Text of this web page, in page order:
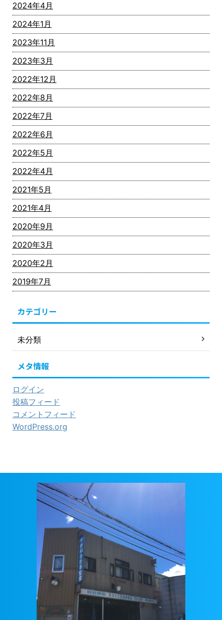
2024年4月
2024年1月
2023年11月
2023年3月
2022年12月
2022年8月
2022年7月
2022年6月
2022年5月
2022年4月
2021年5月
2021年4月
2020年9月
2020年3月
2020年2月
2019年7月
カテゴリー
未分類
メタ情報
ログイン
投稿フィード
コメントフィード
WordPress.org